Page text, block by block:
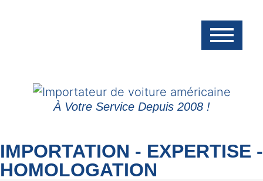
À Votre Service Depuis 2008 !
IMPORTATION - EXPERTISE -
HOMOLOGATION